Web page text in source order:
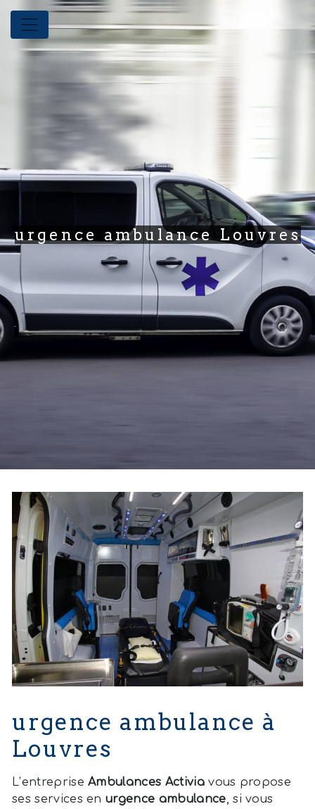
Panneau de gestion des cookies
urgence ambulance Louvres
urgence ambulance à
Louvres
L’entrepriseAmbulances Activiavous propose
ses services enurgence ambulance, si vous